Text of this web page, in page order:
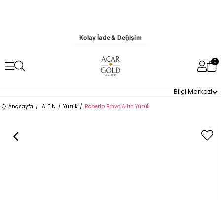
Kolay İade & Değişim
0
Bilgi Merkezi
Anasayfa ALTIN Yüzük Roberto Bravo Altın Yüzük